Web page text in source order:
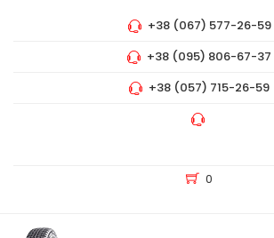
+38 (067) 577-26-59
+38 (095) 806-67-37
+38 (057) 715-26-59
0